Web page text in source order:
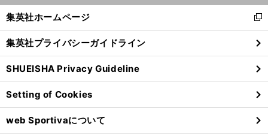
閉
る
集英社ホームページ
新
し
い
ウ
ィ
ン
ド
ウ
で
開
集英社プライバシーガイドライン
SHUEISHA Privacy Guideline
Setting of Cookies
web Sportivaについて